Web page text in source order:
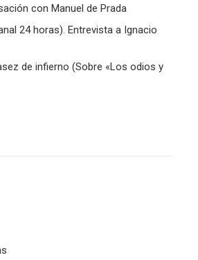
con Manuel de Prada
24 horas). Entrevista a Ignacio
de infierno (Sobre «Los odios y